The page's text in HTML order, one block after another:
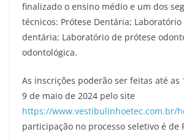
finalizado o ensino médio e um dos
técnicos: Prótese Dentária;
dentária; Laboratório de prótese
odontológica.
As inscrições poderão ser feitas até as
9 de maio de 2024 pelo site
https://www.vestibulinhoetec.com.br/
participação no processo seletivo é de